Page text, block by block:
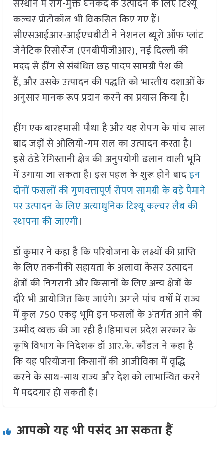
संस्थान में रोग-मुक्त घनकंद के उत्पादन के लिए टिश्यू
कल्चर प्रोटोकॉल भी विकसित किए गए हैं।
सीएसआईआर-आईएचबीटी ने नेशनल ब्यूरो ऑफ प्लांट
जेनेटिक रिसोर्सेज (एनबीपीजीआर), नई दिल्ली की
मदद से हींग से संबंधित छह पादप सामग्री पेश की
हैं, और उसके उत्पादन की पद्धति को भारतीय दशाओं के
अनुसार मानक रूप प्रदान करने का प्रयास किया है।
हींग एक बारहमासी पौधा है और यह रोपण के पांच साल
बाद जड़ों से ओलियो-गम राल का उत्पादन करता है।
इसे ठंडे रेगिस्तानी क्षेत्र की अनुपयोगी ढलान वाली भूमि
में उगाया जा सकता है। इस पहल के शुरू होने बादइन
दोनों फसलों की गुणवत्तापूर्ण रोपण सामग्री के बड़े पैमाने
पर उत्पादन के लिए अत्याधुनिक टिश्यू कल्चर लैब की
स्थापना की जाएगी।
डॉ कुमार ने कहा है कि परियोजना के लक्ष्यों की प्राप्ति
के लिए तकनीकी सहायता के अलावा केसर उत्पादन
क्षेत्रों की निगरानी और किसानों के लिए अन्य क्षेत्रों के
दौरे भी आयोजित किए जाएंगे। अगले पांच वर्षों में राज्य
में कुल 750 एकड़ भूमि इन फसलों के अंतर्गत आने की
उम्मीद व्यक्त की जा रही है।हिमाचल प्रदेश सरकार के
कृषि विभाग के निदेशक डॉ आर.के. कौंडल ने कहा है
कि यह परियोजना किसानों की आजीविका में वृद्धि
करने के साथ-साथ राज्य और देश को लाभान्वित करने
में मददगार हो सकती है।
आपको यह भी पसंद आ सकता हैं